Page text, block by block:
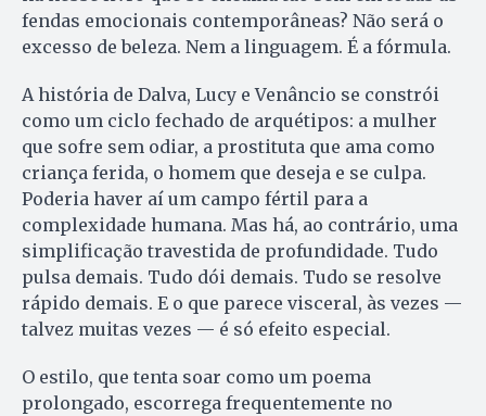
fendas emocionais contemporâneas? Não será o
excesso de beleza. Nem a linguagem. É a fórmula.
A história de Dalva, Lucy e Venâncio se constrói
como um ciclo fechado de arquétipos: a mulher
que sofre sem odiar, a prostituta que ama como
criança ferida, o homem que deseja e se culpa.
Poderia haver aí um campo fértil para a
complexidade humana. Mas há, ao contrário, uma
simplificação travestida de profundidade. Tudo
pulsa demais. Tudo dói demais. Tudo se resolve
rápido demais. E o que parece visceral, às vezes —
talvez muitas vezes — é só efeito especial.
O estilo, que tenta soar como um poema
prolongado, escorrega frequentemente no